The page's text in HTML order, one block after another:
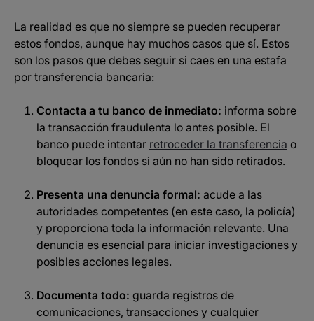
La realidad es que no siempre se pueden recuperar
estos fondos, aunque hay muchos casos que sí. Estos
son los pasos que debes seguir si caes en una estafa
por transferencia bancaria:
Contacta a tu banco de inmediato: informa sobre
la transacción fraudulenta lo antes posible. El
banco puede intentar retroceder la transferencia o
bloquear los fondos si aún no han sido retirados.​
Presenta una denuncia formal: acude a las
autoridades competentes (en este caso, la policía)
y proporciona toda la información relevante. Una
denuncia es esencial para iniciar investigaciones y
posibles acciones legales.​
Documenta todo: guarda registros de
comunicaciones, transacciones y cualquier